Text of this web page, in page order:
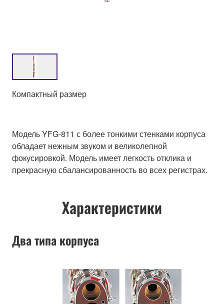
Компактный размер
Модель YFG-811 с более тонкими стенками корпуса
обладает нежным звуком и великолепной
фокусировкой. Модель имеет легкость отклика и
прекрасную сбалансированность во всех регистрах.
Характеристики
Два типа корпуса